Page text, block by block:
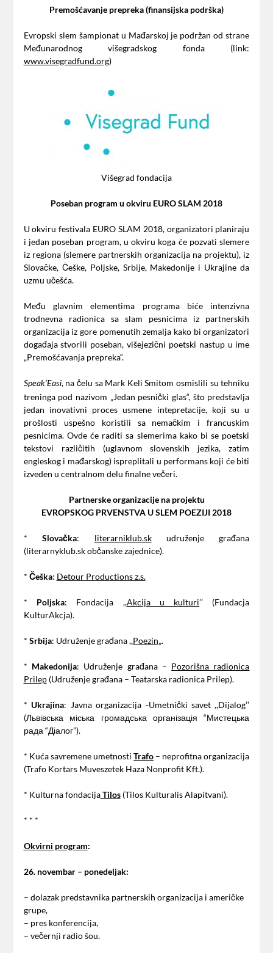
Premošćavanje prepreka (finansijska podrška)
Evropski slem šampionat u Mađarskoj je podržan od strane
Međunarodnog višegradskog fonda (link:
www.visegradfund.org)
Višegrad fondacija
Poseban program u okviru EURO SLAM 2018
U okviru festivala EURO SLAM 2018, organizatori planiraju
i jedan poseban program, u okviru koga će pozvati slemere
iz regiona (slemere partnerskih organizacija na projektu), iz
Slovačke, Češke, Poljske, Srbije, Makedonije i Ukrajine da
uzmu učešća.
Među glavnim elementima programa biće intenzivna
trodnevna radionica sa slam pesnicima iz partnerskih
organizacija iz gore pomenutih zemalja kako bi organizatori
događaja stvorili poseban, višejezični poetski nastup u ime
„Premošćavanja prepreka“.
Speak’Easi, na čelu sa Mark Keli Smitom osmislili su tehniku
treninga pod nazivom „Jedan pesnički glas“, što predstavlja
jedan inovativni proces usmene intepretacije, koji su u
prošlosti uspešno koristili sa nemačkim i francuskim
pesnicima. Ovde će raditi sa slemerima kako bi se poetski
tekstovi različitih (uglavnom slovenskih jezika, zatim
engleskog i mađarskog) ispreplitali u performans koji će biti
izveden u centralnom delu finalne večeri.
Partnerske organizacije na projektu
EVROPSKOG PRVENSTVA U SLEM POEZIJI 2018
*Slovačka: literarniklub.skudruženje građana
(literarnyklub.sk občanske zajednice).
* Češka: Detour Productions z.s.
* Poljska: Fondacija ,,Akcija u kulturi’’ (Fundacja
KulturAkcja).
* Srbija: Udruženje građana ,,Poezin„.
* Makedonija: Udruženje građana – Pozorišna radionica
Prilep(Udruženje građana – Teatarska radionica Prilep).
*Ukrajina: Javna organizacija -Umetnički savet ,,Dijalog’’
(Львівська міська громадська організація “Мистецька
рада “Діалог”).
* Kuća savremene umetnostiTrafo – neprofitna organizacija
(Trafo Kortars Muveszetek Haza Nonprofit Kft.).
* Kulturna fondacijaTilos(Tilos Kulturalis Alapitvani).
* * *
Okvirni program:
26. novembar – ponedeljak:
– dolazak predstavnika partnerskih organizacija i američke
grupe,
– pres konferencija,
– večernji radio šou.